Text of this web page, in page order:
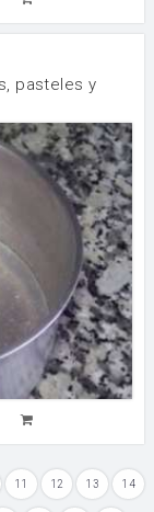
pasteles y
11 12 13 14